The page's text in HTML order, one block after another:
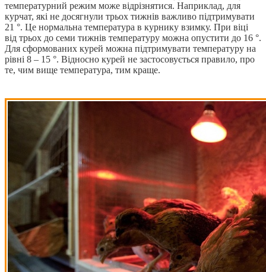
температурний режим може відрізнятися. Наприклад, для
курчат, які не досягнули трьох тижнів важливо підтримувати
21 °. Це нормальна температура в курнику взимку. При віці
від трьох до семи тижнів температуру можна опустити до 16 °.
Для сформованих курей можна підтримувати температуру на
рівні 8 – 15 °. Відносно курей не застосовується правило, про
те, чим вище температура, тим краще.